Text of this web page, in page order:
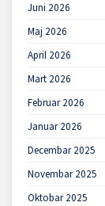
Juni 2026
Maj 2026
April 2026
Mart 2026
Februar 2026
Januar 2026
Decembar 2025
Novembar 2025
Oktobar 2025